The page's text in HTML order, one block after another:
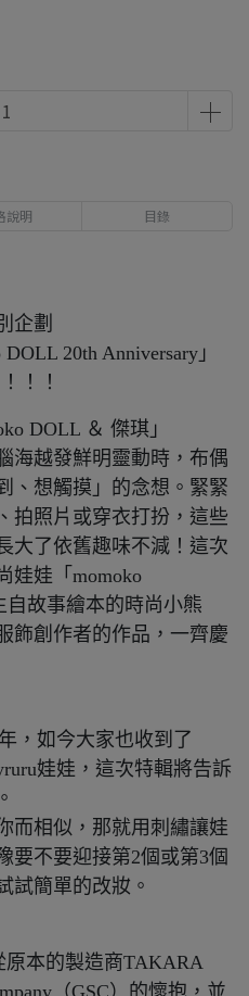
說明 目錄
企劃
DOLL 20th Anniversary」
！！
DOLL ＆ 傑琪」
海越發鮮明靈動時，布偶
、想觸摸」的念想。緊緊
拍照片或穿衣打扮，這些
大了依舊趣味不減！這次
娃娃「momoko
自故事繪本的時尚小熊
飾創作者的作品，一齊慶
，如今大家也收到了
娃娃，這次特輯將告訴
而相似，那就用刺繡讓娃
要不要迎接第2個或第3個
試簡單的改妝。
原本的製造商TAKARA
（GSC）的懷抱，並